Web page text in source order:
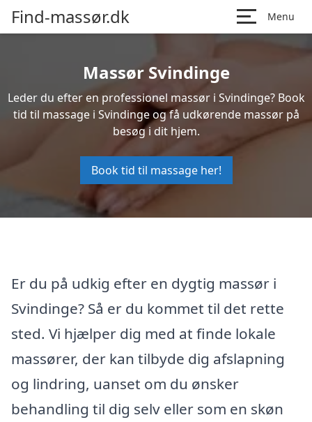
Find-massør.dk Menu
Massør Svindinge
Leder du efter en professionel massør i Svindinge? Book
tid til massage i Svindinge og få udkørende massør på
besøg i dit hjem.
Book tid til massage her!
Er du på udkig efter en dygtig massør i
Svindinge? Så er du kommet til det rette
sted. Vi hjælper dig med at finde lokale
massører, der kan tilbyde dig afslapning
og lindring, uanset om du ønsker
behandling til dig selv eller som en skøn